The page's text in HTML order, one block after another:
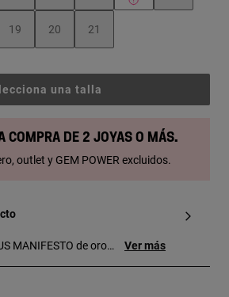
19 20 21
una talla
compra de 2 joyas o más.
outlet y GEM POWER excluidos.
MANIFESTO de oro
mm.
Ver más